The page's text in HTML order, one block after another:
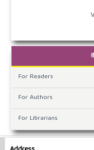
For Readers
For Authors
For Librarians